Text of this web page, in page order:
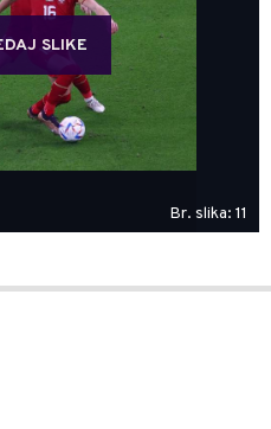
SLIKE
Br. slika: 11